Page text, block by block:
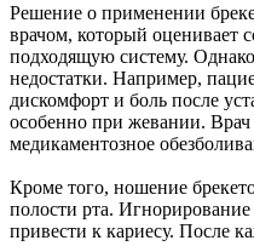
Решение о применении
врачом, который оценивает
подходящую систему. Однако
недостатки. Например,
дискомфорт и боль после
особенно при жевании.
медикаментозное
Кроме того, ношение
полости рта.
привести к кариесу. После